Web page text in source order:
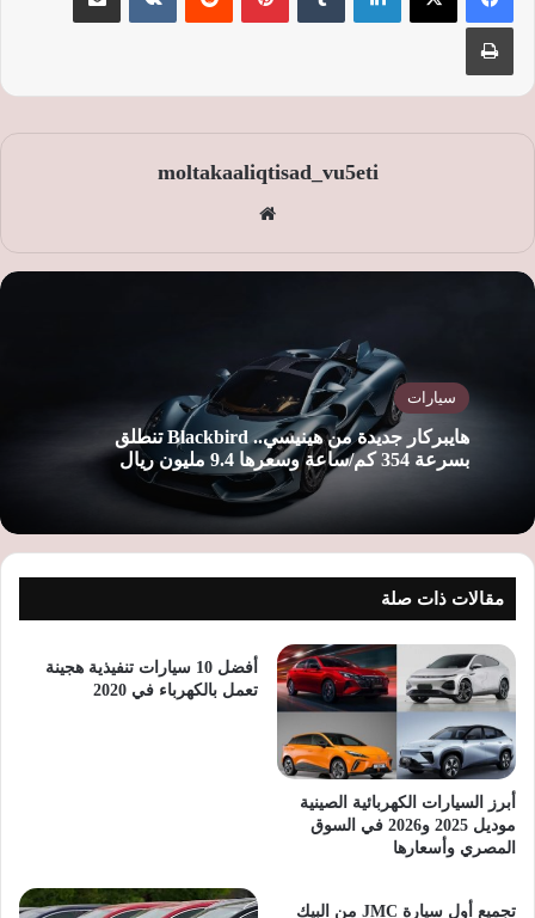
moltakaaliqtisad_vu5eti
الوي
سيارات
هايبركار جديدة من هينيسي.. Blackbird تنطلق
بسرعة 354 كم/ساعة وسعرها 9.4 مليون ريال
مقالات ذات صلة
أبرز السيارات الكهربائية الصينية
موديل 2025 و2026 في السوق
المصري وأسعارها
أفضل 10 سيارات تنفيذية هجينة
تعمل بالكهرباء في 2020
تجميع أول سيارة JMC من البيك